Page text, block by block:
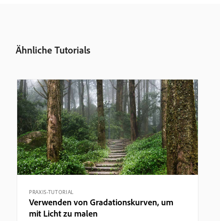
Ähnliche Tutorials
PRAXIS-TUTORIAL
Verwenden von Gradationskurven, um
mit Licht zu malen